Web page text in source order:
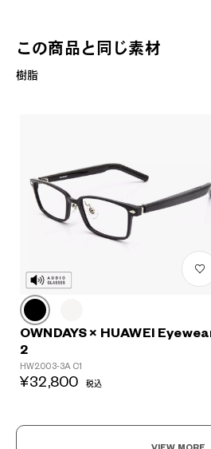
この商品と同じ素材
樹脂
OWNDAYS × HUAWEI
2
HW2003-3A C1
¥32,800 税込
?
+¥0